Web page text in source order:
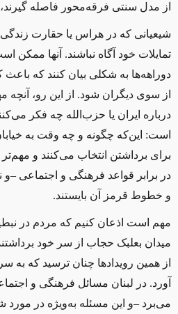
از مدل سنتی فرقه‌محور فاصله گیرند،
شیعیانی که در هراس یا حقارت زندگی
تمایلات خود آگاه نباشند. آنها ممکن
دوراهه‌ها به شکلی بیان کنند که
از سوی دیگران شود. از این رو، آنچه
درباره ایران یا حزب‌الله چه فکر
است: این‌که چگونه و چه‌ وقت به
برای برداشتن انتخاب می‌کنند و
در برابر قواعد فرهنگی و اجتماعی
و خطوط قرمز آن بایستند.
مهم است اذعان کنیم که مردم در
میدان بعلبک حجاب از سر خود
از همین رویدادها چنان ترسید که
آورد. در لبنان مسائل فرهنگی و
می‌برد –و این مسئله به‌ویژه در مورد